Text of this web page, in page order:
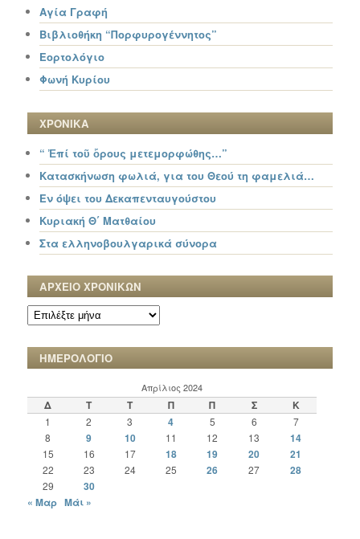
Αγία Γραφή
Βιβλιοθήκη “Πορφυρογέννητος”
Εορτολόγιο
Φωνή Κυρίου
ΧΡΟΝΙΚΑ
“ Ἐπί τοῦ ὄρους μετεμορφώθης…”
Κατασκήνωση φωλιά, για του Θεού τη φαμελιά…
Εν όψει του Δεκαπενταυγούστου
Κυριακή Θ΄ Ματθαίου
Στα ελληνοβουλγαρικά σύνορα
ΑΡΧΕΙΟ ΧΡΟΝΙΚΩΝ
ΑΡΧΕΙΟ
ΧΡΟΝΙΚΩΝ
ΗΜΕΡΟΛΟΓΙΟ
Απρίλιος 2024
Δ Τ Τ Π Π Σ Κ
1 2 3 4 5 6
7
8
9 10 11 12 13 14
15 16 17 18 19 20 21
22 23 24 25 26 27 28
29
30
« Μαρ Μάι »